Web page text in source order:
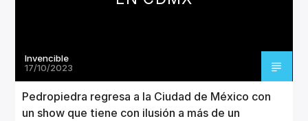
Invencible Radio
Invencible
17/10/2023
Pedropiedra regresa a la Ciudad de México con
un show que tiene con ilusión a más de un